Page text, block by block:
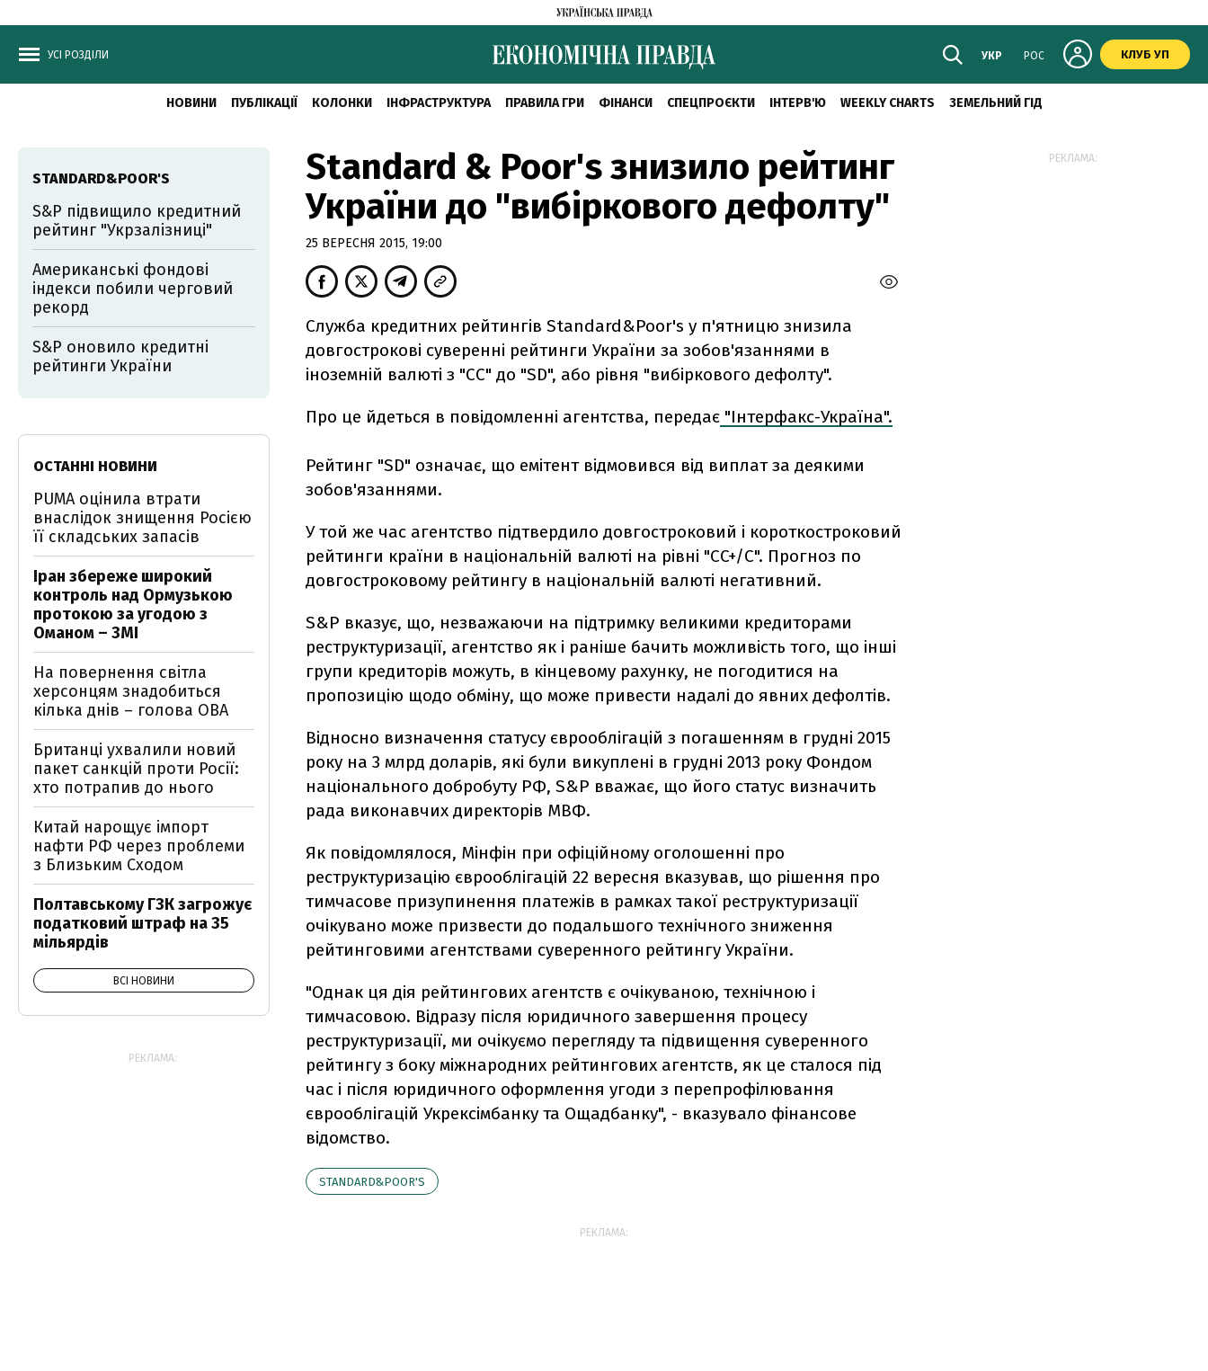
УСІ РОЗДІЛИ УКР РОС КЛУБ УП
НОВИНИ ПУБЛІКАЦІЇ КОЛОНКИ ІНФРАСТРУКТУРА ПРАВИЛА ГРИ ФІНАНСИ СПЕЦПРОЄКТИ ІНТЕРВ'Ю WEEKLY CHARTS ЗЕМЕЛЬНИЙ ГІД
Standard & Poor's знизило рейтинг
України до "вибіркового дефолту"
25 ВЕРЕСНЯ 2015, 19:00
Служба кредитних рейтингів Standard&Poor's у п'ятницю знизила
довгострокові суверенні рейтинги України за зобов'язаннями в
іноземній валюті з "СС" до "SD", або рівня "вибіркового дефолту".
Про це йдеться в повідомленні агентства, передає "Інтерфакс-Україна".
Рейтинг "SD" означає, що емітент відмовився від виплат за деякими
зобов'язаннями.
У той же час агентство підтвердило довгостроковий і короткостроковий
рейтинги країни в національній валюті на рівні "CC+/C". Прогноз по
довгостроковому рейтингу в національній валюті негативний.
S&P вказує, що, незважаючи на підтримку великими кредиторами
реструктуризації, агентство як і раніше бачить можливість того, що інші
групи кредиторів можуть, в кінцевому рахунку, не погодитися на
пропозицію щодо обміну, що може привести надалі до явних дефолтів.
Відносно визначення статусу єврооблігацій з погашенням в грудні 2015
року на 3 млрд доларів, які були викуплені в грудні 2013 року Фондом
національного добробуту РФ, S&P вважає, що його статус визначить
рада виконавчих директорів МВФ.
Як повідомлялося, Мінфін при офіційному оголошенні про
реструктуризацію єврооблігацій 22 вересня вказував, що рішення про
тимчасове призупинення платежів в рамках такої реструктуризації
очікувано може призвести до подальшого технічного зниження
рейтинговими агентствами суверенного рейтингу України.
"Однак ця дія рейтингових агентств є очікуваною, технічною і
тимчасовою. Відразу після юридичного завершення процесу
реструктуризації, ми очікуємо перегляду та підвищення суверенного
рейтингу з боку міжнародних рейтингових агентств, як це сталося під
час і після юридичного оформлення угоди з перепрофілювання
єврооблігацій Укрексімбанку та Ощадбанку", - вказувало фінансове
відомство.
STANDARD&POOR'S
РЕКЛАМА:
STANDARD&POOR'S
S&P підвищило кредитний
рейтинг "Укрзалізниці"
Американські фондові
індекси побили черговий
рекорд
S&P оновило кредитні
рейтинги України
ОСТАННІ НОВИНИ
PUMA оцінила втрати
внаслідок знищення Росією
її складських запасів
Іран збереже широкий
контроль над Ормузькою
протокою за угодою з
Оманом – ЗМІ
На повернення світла
херсонцям знадобиться
кілька днів – голова ОВА
Британці ухвалили новий
пакет санкцій проти Росії:
хто потрапив до нього
Китай нарощує імпорт
нафти РФ через проблеми
з Близьким Сходом
Полтавському ГЗК загрожує
податковий штраф на 35
мільярдів
ВСІ НОВИНИ
РЕКЛАМА:
РЕКЛАМА: